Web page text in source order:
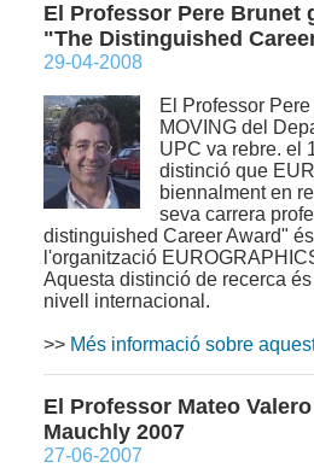
El Professor Pere Brunet
"The Distinguished
29-04-2008
El Professor
MOVING del
UPC va rebre. el
distinció que
biennalment en
seva carrera
distinguished Career Award"
l'organització
Aquesta distinció de recerca
nivell internacional.
>> Més informació sobre
El Professor Mateo
Mauchly 2007
27-06-2007